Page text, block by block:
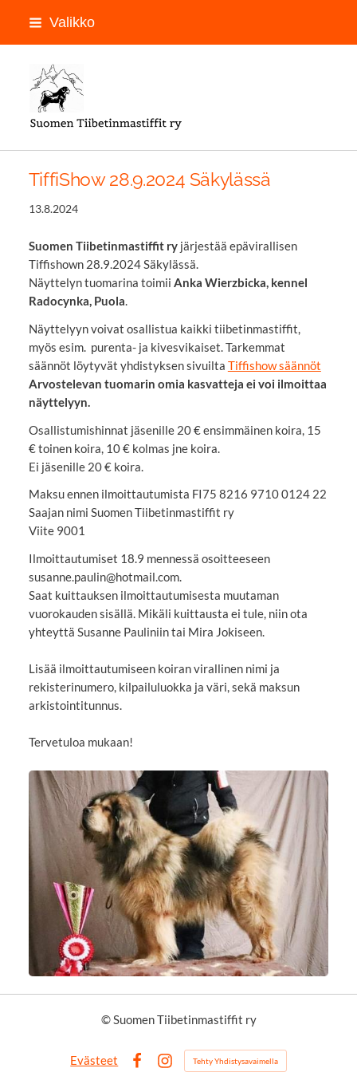
Siirry
Valikko
TiffiShow 28.9.2024 Säkylässä
13.8.2024
Suomen Tiibetinmastiffit ry järjestää epävirallisen
Tiffishown 28.9.2024 Säkylässä.
Näyttelyn tuomarina toimii Anka Wierzbicka, kennel
Radocynka, Puola.
Näyttelyyn voivat osallistua kaikki tiibetinmastiffit,
myös esim. purenta- ja kivesvikaiset. Tarkemmat
säännöt löytyvät yhdistyksen sivuilta Tiffishow säännöt
Arvostelevan tuomarin omia kasvatteja ei voi ilmoittaa
näyttelyyn.
Osallistumishinnat jäsenille 20 € ensimmäinen koira, 15
€ toinen koira, 10 € kolmas jne koira.
Ei jäsenille 20 € koira.
Maksu ennen ilmoittautumista FI75 8216 9710 0124 22
Saajan nimi Suomen Tiibetinmastiffit ry
Viite 9001
Ilmoittautumiset 18.9 mennessä osoitteeseen
susanne.paulin@hotmail.com.
Saat kuittauksen ilmoittautumisesta muutaman
vuorokauden sisällä. Mikäli kuittausta ei tule, niin ota
yhteyttä Susanne Pauliniin tai Mira Jokiseen.
Lisää ilmoittautumiseen koiran virallinen nimi ja
rekisterinumero, kilpailuluokka ja väri, sekä maksun
arkistointitunnus.
Tervetuloa mukaan!
©Suomen Tiibetinmastiffit ry
Evästeet
Tehty Yhdistysavaimella